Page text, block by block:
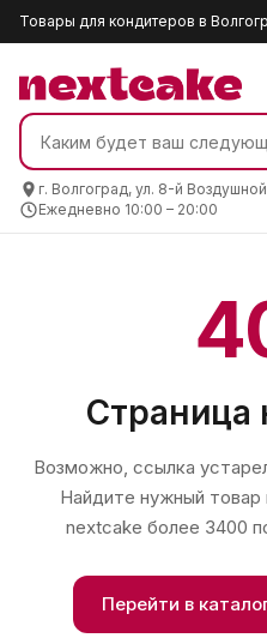
Товары для кондитеров в
г. Волгоград, ул. 8-й
Ежедневно 10:00 – 20:00
Страница
Возможно, ссылка
Найдите нужный товар
nextcake более 3400
Перейти в